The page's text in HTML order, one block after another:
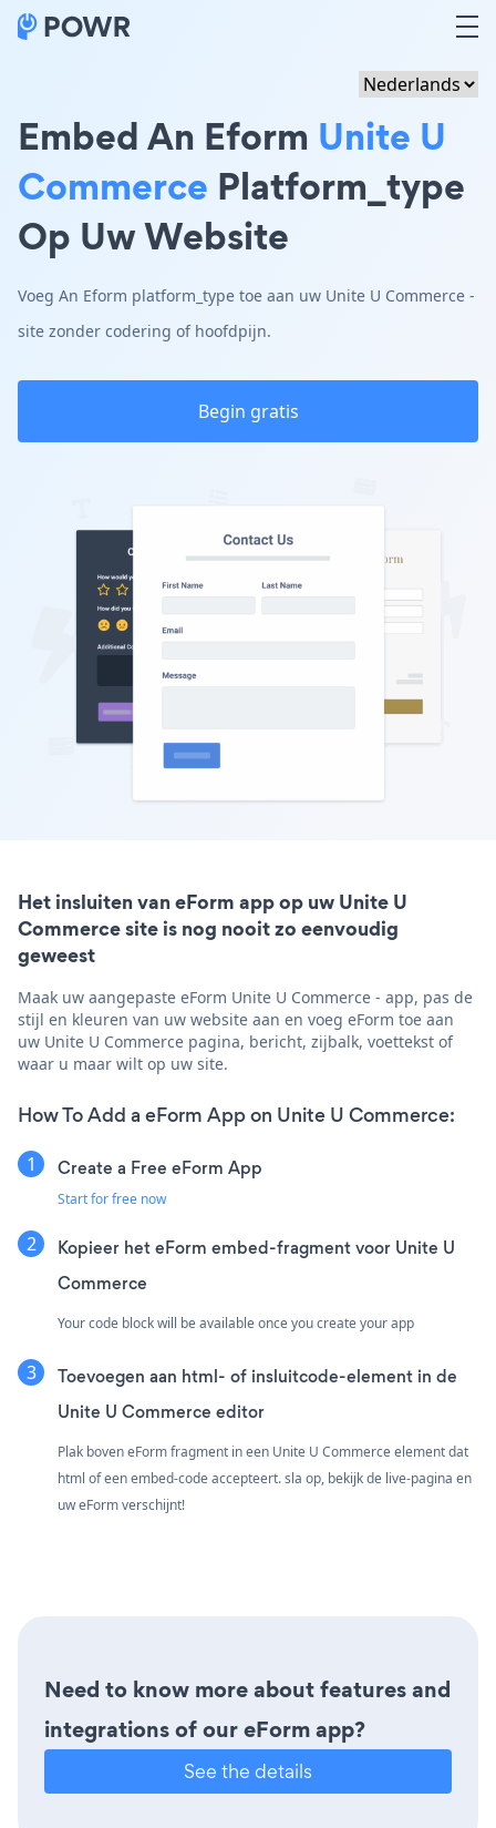
Embed An Eform Unite U
Commerce Platform_type
Op Uw Website
Voeg An Eform platform_type toe aan uw Unite U Commerce -
site zonder codering of hoofdpijn.
Begin gratis
Het insluiten van eForm app op uw Unite U
Commerce site is nog nooit zo eenvoudig
geweest
Maak uw aangepaste eForm Unite U Commerce - app, pas de
stijl en kleuren van uw website aan en voeg eForm toe aan
uw Unite U Commerce pagina, bericht, zijbalk, voettekst of
waar u maar wilt op uw site.
How To Add a eForm App on Unite U Commerce:
Create a Free eForm App
Start for free now
Kopieer het eForm embed-fragment voor Unite U
Commerce
Your code block will be available once you create your app
Toevoegen aan html- of insluitcode-element in de
Unite U Commerce editor
Plak boven eForm fragment in een Unite U Commerce element dat
html of een embed-code accepteert. sla op, bekijk de live-pagina en
uw eForm verschijnt!
Need to know more about features and
integrations of our eForm app?
See the details